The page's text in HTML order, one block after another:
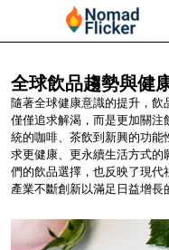
全球飲品趨勢與健
隨著全球健康意識的提升，
僅僅追求解渴，而是更加關
統的咖啡、茶飲到新興的功
求更健康、更永續生活方式
們的飲品選擇，也反映了現
產業不斷創新以滿足日益增長